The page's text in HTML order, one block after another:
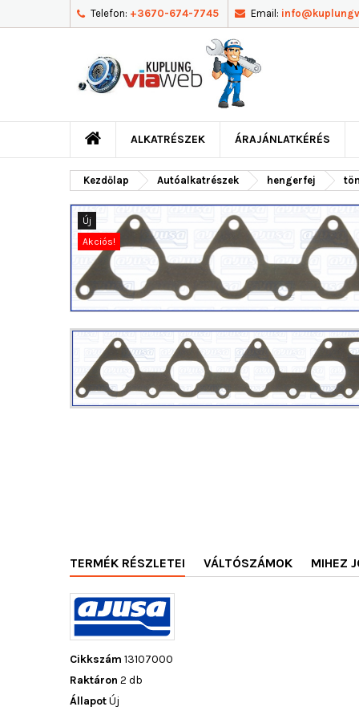
Telefon: +3670-674-7745 Email:
ALKATRÉSZEK ÁRAJÁNLATKÉRÉS
Kezdőlap Autóalkatrészek hengerfej
Új
Akciós!
TERMÉK RÉSZLETEI VÁLTÓSZÁMOK MIHEZ
Cikkszám 13107000
Raktáron 2 db
ÁllapotÚj